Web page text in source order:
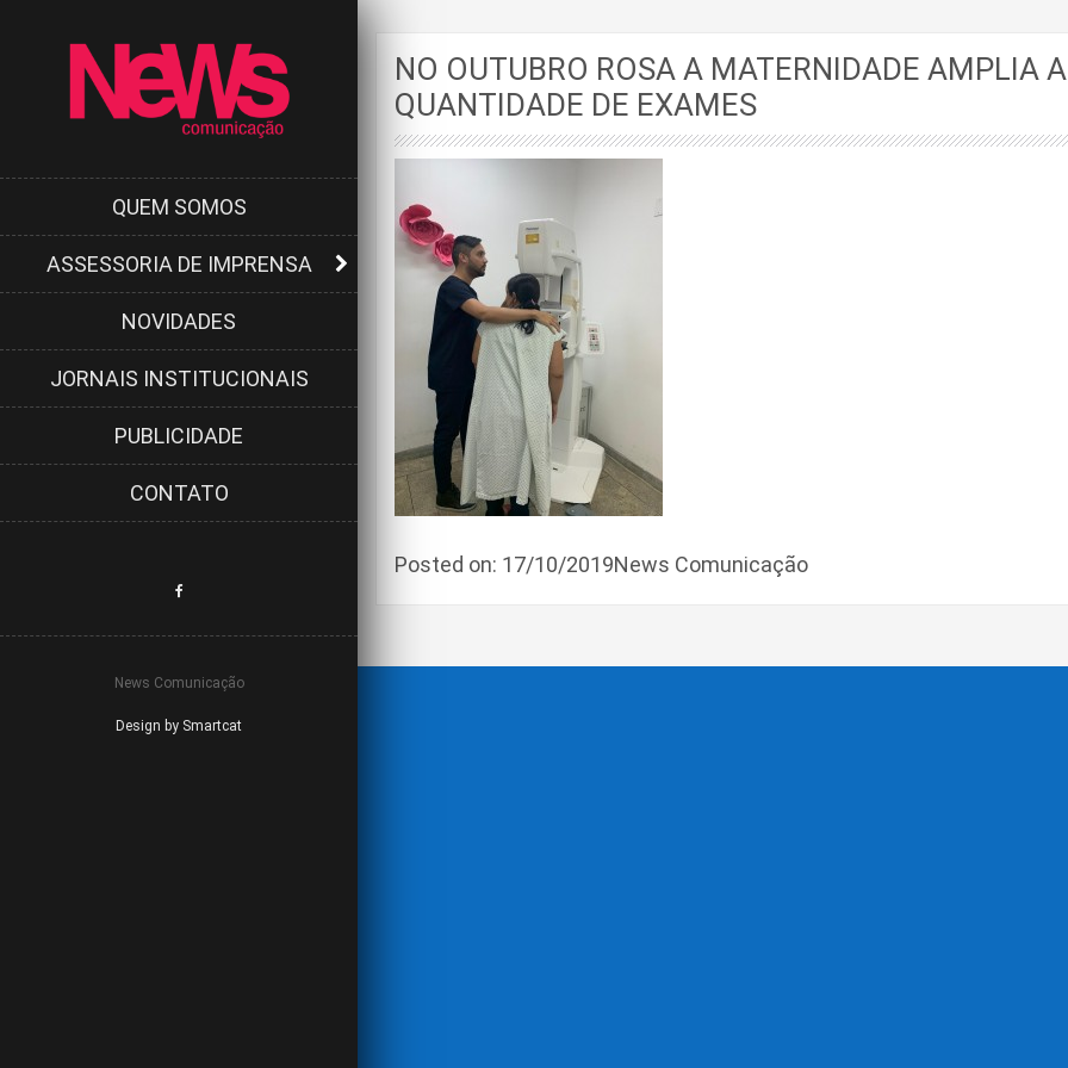
QUEM SOMOS
ASSESSORIA DE IMPRENSA
NOVIDADES
JORNAIS INSTITUCIONAIS
PUBLICIDADE
CONTATO
News Comunicação
Design by Smartcat
NO OUTUBRO ROSA A MATERNIDADE AMPLIA A
QUANTIDADE DE EXAMES
Posted on: 17/10/2019News Comunicação